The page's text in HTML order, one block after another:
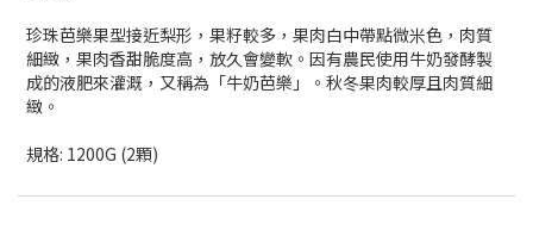
珍珠芭樂果型接近梨形，果籽較多，果肉白中帶點微米色，肉質
細緻，果肉香甜脆度高，放久會變軟。因有農民使用牛奶發酵製
成的液肥來灌溉，又稱為「牛奶芭樂」。秋冬果肉較厚且肉質細
緻。
規格: 1200G (2顆)